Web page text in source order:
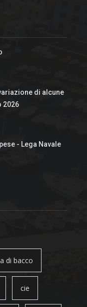
di alcune
2026
- Lega Navale
di bacco
cie